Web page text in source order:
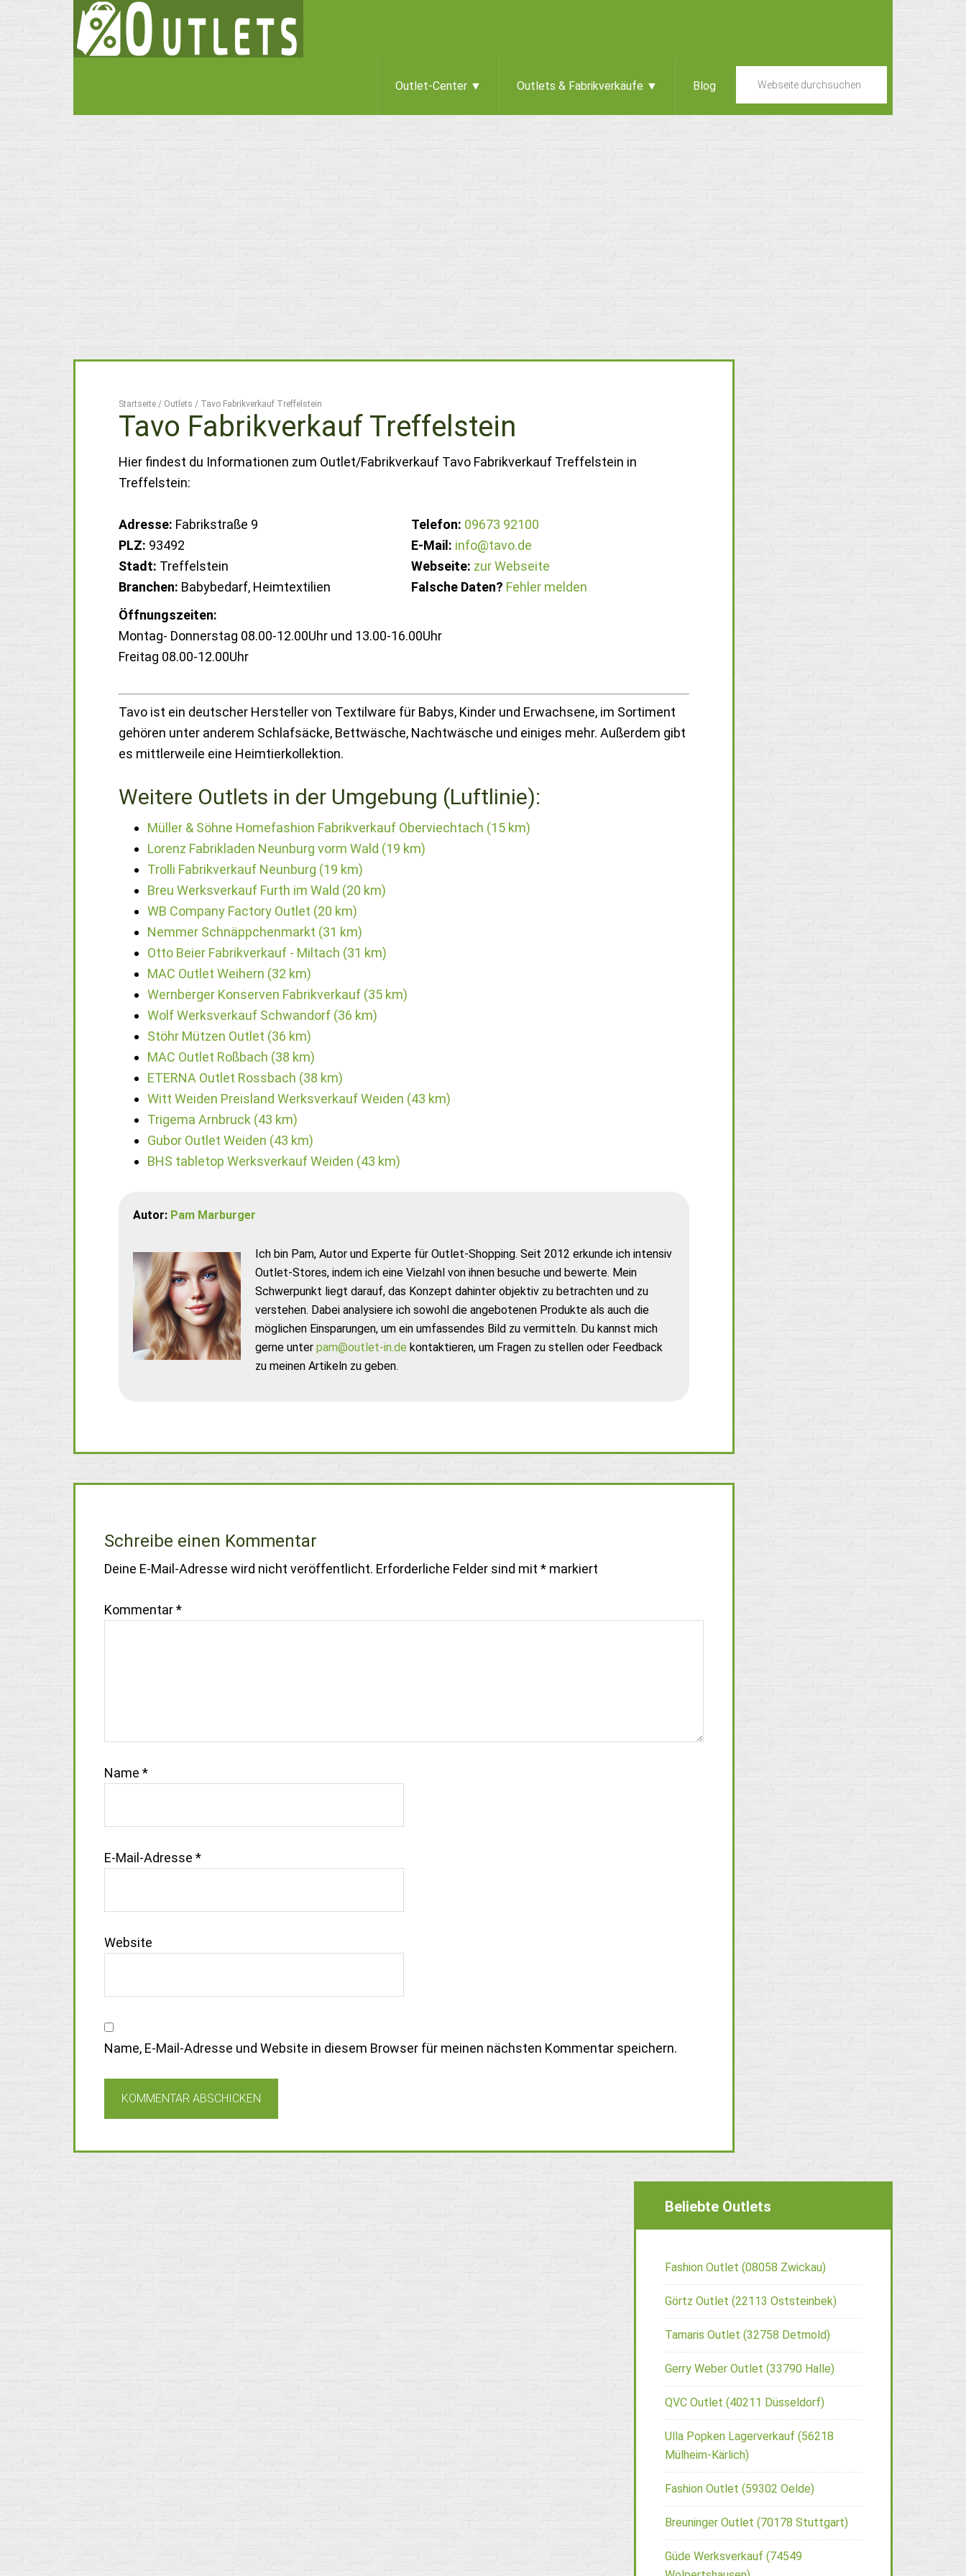
Outlet-Center ▼ Outlets & Fabrikverkäufe ▼ Blog
Startseite / Outlets / Tavo Fabrikverkauf Treffelstein
Tavo Fabrikverkauf Treffelstein
Hier findest du Informationen zum Outlet/Fabrikverkauf Tavo Fabrikverkauf Treffelstein in
Treffelstein:
Adresse: Fabrikstraße 9
PLZ: 93492
Stadt: Treffelstein
Branchen: Babybedarf, Heimtextilien
Telefon: 09673 92100
E-Mail: info@tavo.de
Webseite: zur Webseite
Falsche Daten? Fehler melden
Öffnungszeiten:
Montag- Donnerstag 08.00-12.00Uhr und 13.00-16.00Uhr
Freitag 08.00-12.00Uhr
Tavo ist ein deutscher Hersteller von Textilware für Babys, Kinder und Erwachsene, im Sortiment
gehören unter anderem Schlafsäcke, Bettwäsche, Nachtwäsche und einiges mehr. Außerdem gibt
es mittlerweile eine Heimtierkollektion.
Weitere Outlets in der Umgebung (Luftlinie):
Müller & Söhne Homefashion Fabrikverkauf Oberviechtach (15 km)
Lorenz Fabrikladen Neunburg vorm Wald (19 km)
Trolli Fabrikverkauf Neunburg (19 km)
Breu Werksverkauf Furth im Wald (20 km)
WB Company Factory Outlet (20 km)
Nemmer Schnäppchenmarkt (31 km)
Otto Beier Fabrikverkauf - Miltach (31 km)
MAC Outlet Weihern (32 km)
Wernberger Konserven Fabrikverkauf (35 km)
Wolf Werksverkauf Schwandorf (36 km)
Stöhr Mützen Outlet (36 km)
MAC Outlet Roßbach (38 km)
ETERNA Outlet Rossbach (38 km)
Witt Weiden Preisland Werksverkauf Weiden (43 km)
Trigema Arnbruck (43 km)
Gubor Outlet Weiden (43 km)
BHS tabletop Werksverkauf Weiden (43 km)
Autor: Pam Marburger
Ich bin Pam, Autor und Experte für Outlet-Shopping. Seit 2012 erkunde ich intensiv
Outlet-Stores, indem ich eine Vielzahl von ihnen besuche und bewerte. Mein
Schwerpunkt liegt darauf, das Konzept dahinter objektiv zu betrachten und zu
verstehen. Dabei analysiere ich sowohl die angebotenen Produkte als auch die
möglichen Einsparungen, um ein umfassendes Bild zu vermitteln. Du kannst mich
gerne unter pam@outlet-in.de kontaktieren, um Fragen zu stellen oder Feedback
zu meinen Artikeln zu geben.
Schreibe einen Kommentar
Deine E-Mail-Adresse wird nicht veröffentlicht. Erforderliche Felder sind mit * markiert
Kommentar*
Name *
E-Mail-Adresse *
Website
Name, E-Mail-Adresse und Website in diesem Browser für meinen nächsten Kommentar speichern.
Beliebte Outlets
Fashion Outlet (08058 Zwickau)
Görtz Outlet (22113 Oststeinbek)
Tamaris Outlet (32758 Detmold)
Gerry Weber Outlet (33790 Halle)
QVC Outlet (40211 Düsseldorf)
Ulla Popken Lagerverkauf (56218
Mülheim-Kärlich)
Fashion Outlet (59302 Oelde)
Breuninger Outlet (70178 Stuttgart)
Güde Werksverkauf (74549